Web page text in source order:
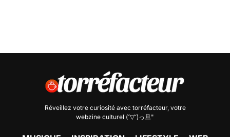
Réveillez votre curiosité avec torréfacteur, votre
webzine culturel (˘▽˘)っ旦"